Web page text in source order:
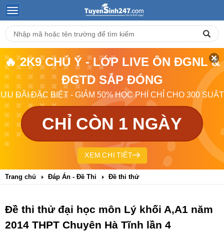
🔥 2K9 CHÚ Ý - LỚP LIVE ÔN ĐGNL &
ĐGTD SẮP ĐÓNG
ƯU ĐÃI ĐẶC BIỆT - GIẢM 50% HỌC PHÍ CHỈ CHO 300 SUẤT
CHỈ CÒN 1 NGÀY
XEM CHI TIẾT
Trang chủ Đáp Án - Đề Thi Đề thi thử
Đề thi thử đại học môn Lý khối A,A1 năm
2014 THPT Chuyên Hà Tĩnh lần 4